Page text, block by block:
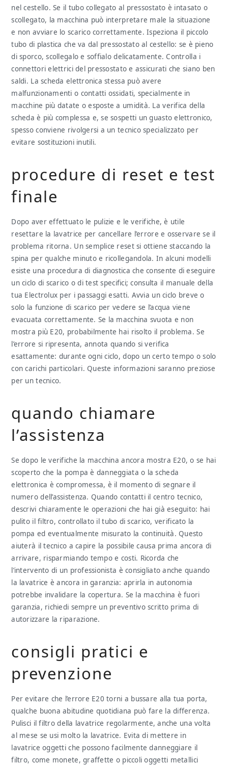
nel cestello. Se il tubo collegato al pressostato è intasato o
scollegato, la macchina può interpretare male la situazione
e non avviare lo scarico correttamente. Ispeziona il piccolo
tubo di plastica che va dal pressostato al cestello: se è pieno
di sporco, scollegalo e soffialo delicatamente. Controlla i
connettori elettrici del pressostato e assicurati che siano ben
saldi. La scheda elettronica stessa può avere
malfunzionamenti o contatti ossidati, specialmente in
macchine più datate o esposte a umidità. La verifica della
scheda è più complessa e, se sospetti un guasto elettronico,
spesso conviene rivolgersi a un tecnico specializzato per
evitare sostituzioni inutili.
procedure di reset e test
finale
Dopo aver effettuato le pulizie e le verifiche, è utile
resettare la lavatrice per cancellare l’errore e osservare se il
problema ritorna. Un semplice reset si ottiene staccando la
spina per qualche minuto e ricollegandola. In alcuni modelli
esiste una procedura di diagnostica che consente di eseguire
un ciclo di scarico o di test specifici; consulta il manuale della
tua Electrolux per i passaggi esatti. Avvia un ciclo breve o
solo la funzione di scarico per vedere se l’acqua viene
evacuata correttamente. Se la macchina svuota e non
mostra più E20, probabilmente hai risolto il problema. Se
l’errore si ripresenta, annota quando si verifica
esattamente: durante ogni ciclo, dopo un certo tempo o solo
con carichi particolari. Queste informazioni saranno preziose
per un tecnico.
quando chiamare
l’assistenza
Se dopo le verifiche la macchina ancora mostra E20, o se hai
scoperto che la pompa è danneggiata o la scheda
elettronica è compromessa, è il momento di segnare il
numero dell’assistenza. Quando contatti il centro tecnico,
descrivi chiaramente le operazioni che hai già eseguito: hai
pulito il filtro, controllato il tubo di scarico, verificato la
pompa ed eventualmente misurato la continuità. Questo
aiuterà il tecnico a capire la possibile causa prima ancora di
arrivare, risparmiando tempo e costi. Ricorda che
l’intervento di un professionista è consigliato anche quando
la lavatrice è ancora in garanzia: aprirla in autonomia
potrebbe invalidare la copertura. Se la macchina è fuori
garanzia, richiedi sempre un preventivo scritto prima di
autorizzare la riparazione.
consigli pratici e
prevenzione
Per evitare che l’errore E20 torni a bussare alla tua porta,
qualche buona abitudine quotidiana può fare la differenza.
Pulisci il filtro della lavatrice regolarmente, anche una volta
al mese se usi molto la lavatrice. Evita di mettere in
lavatrice oggetti che possono facilmente danneggiare il
filtro, come monete, graffette o piccoli oggetti metallici